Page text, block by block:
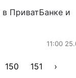
ПриватБанке и
11:00
150 151 ›